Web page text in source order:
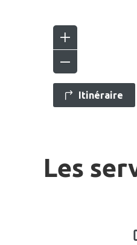
Itinéraire
Les